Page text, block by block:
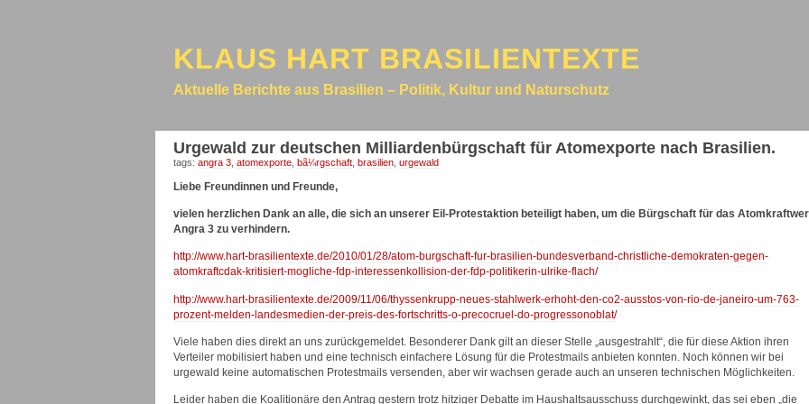
KLAUS HART BRASILIENTEXTE
Aktuelle Berichte aus Brasilien – Politik, Kultur und Naturschutz
Urgewald zur deutschen Milliardenbürgschaft für Atomexporte nach Brasilien.
tags: angra 3 atomexporte bã¼rgschaft brasilien urgewald
Liebe Freundinnen und Freunde,
vielen herzlichen Dank an alle, die sich an unserer Eil-Protestaktion beteiligt haben, um die Bürgschaft für das
Angra 3 zu verhindern.
http://www.hart-brasilientexte.de/2010/01/28/atom-burgschaft-fur-brasilien-bundesverband-christliche-demokraten-gegen-
atomkraftcdak-kritisiert-mogliche-fdp-interessenkollision-der-fdp-politikerin-ulrike-flach/
http://www.hart-brasilientexte.de/2009/11/06/thyssenkrupp-neues-stahlwerk-erhoht-den-co2-ausstos-von-rio-de-janeiro-um-763-
prozent-melden-landesmedien-der-preis-des-fortschritts-o-precocruel-do-progressonoblat/
Viele haben dies direkt an uns zurückgemeldet. Besonderer Dank gilt an dieser Stelle „ausgestrahlt“, die für diese Aktion ihren
Verteiler mobilisiert haben und eine technisch einfachere Lösung für die Protestmails anbieten konnten. Noch können wir bei
urgewald keine automatischen Protestmails versenden, aber wir wachsen gerade auch an unseren technischen Möglichkeiten.
Leider haben die Koalitionäre den Antrag gestern trotz hitziger Debatte im Haushaltsausschuss durchgewinkt, das sei eben „die